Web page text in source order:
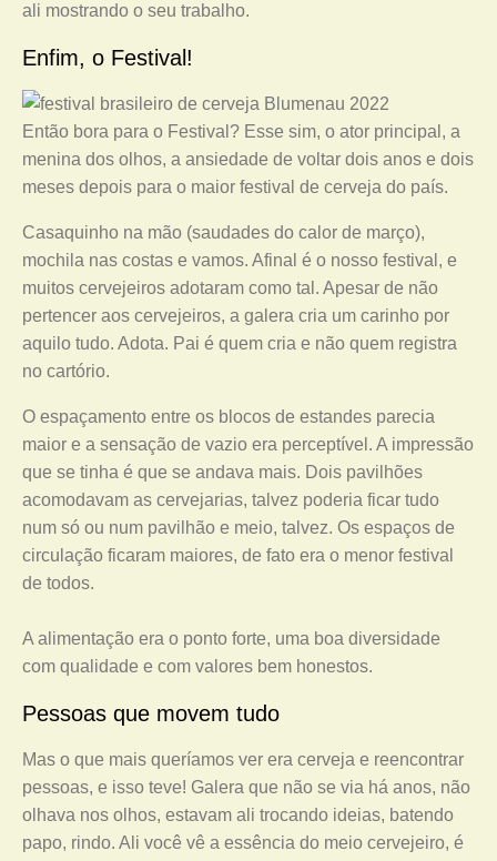
ali mostrando o seu trabalho.
Enfim, o Festival!
Então bora para o Festival? Esse sim, o ator principal, a
menina dos olhos, a ansiedade de voltar dois anos e dois
meses depois para o maior festival de cerveja do país.
Casaquinho na mão (saudades do calor de março),
mochila nas costas e vamos. Afinal é o nosso festival, e
muitos cervejeiros adotaram como tal. Apesar de não
pertencer aos cervejeiros, a galera cria um carinho por
aquilo tudo. Adota. Pai é quem cria e não quem registra
no cartório.
O espaçamento entre os blocos de estandes parecia
maior e a sensação de vazio era perceptível. A impressão
que se tinha é que se andava mais. Dois pavilhões
acomodavam as cervejarias, talvez poderia ficar tudo
num só ou num pavilhão e meio, talvez. Os espaços de
circulação ficaram maiores, de fato era o menor festival
de todos.
A alimentação era o ponto forte, uma boa diversidade
com qualidade e com valores bem honestos.
Pessoas que movem tudo
Mas o que mais queríamos ver era cerveja e reencontrar
pessoas, e isso teve! Galera que não se via há anos, não
olhava nos olhos, estavam ali trocando ideias, batendo
papo, rindo. Ali você vê a essência do meio cervejeiro, é